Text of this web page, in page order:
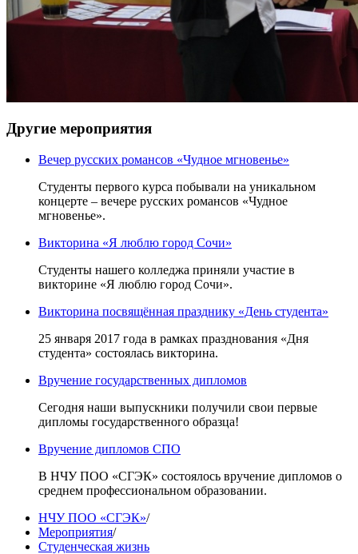
Другие мероприятия
Вечер русских романсов «Чудное мгновенье»
Студенты первого курса побывали на уникальном
концерте – вечере русских романсов «Чудное
мгновенье».
Викторина «Я люблю город Сочи»
Студенты нашего колледжа приняли участие в
викторине «Я люблю город Сочи».
Викторина посвящённая празднику «День студента»
25 января 2017 года в рамках празднования «Дня
студента» состоялась викторина.
Вручение государственных дипломов
Сегодня наши выпускники получили свои первые
дипломы государственного образца!
Вручение дипломов СПО
В НЧУ ПОО «СГЭК» состоялось вручение дипломов о
среднем профессиональном образовании.
НЧУ ПОО «СГЭК»/
Мероприятия/
Студенческая жизнь